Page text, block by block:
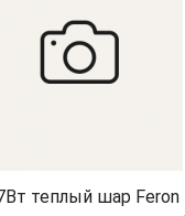
теплый шар Feron